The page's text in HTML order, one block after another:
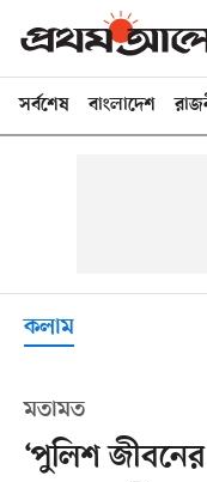
সর্বশেষ বাংলাদেশ
কলাম
মতামত
‘পুলিশ